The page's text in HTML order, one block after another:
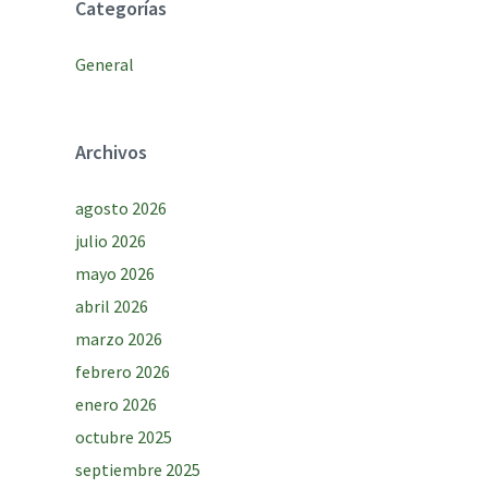
Categorías
General
Archivos
agosto 2026
julio 2026
mayo 2026
abril 2026
marzo 2026
febrero 2026
enero 2026
octubre 2025
septiembre 2025